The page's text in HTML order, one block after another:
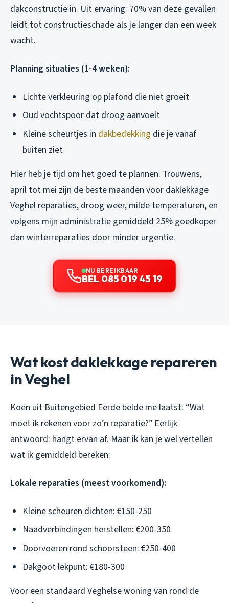
dakconstructie in. Uit ervaring: 70% van deze gevallen
leidt tot constructieschade als je langer dan een week
wacht.
Planning situaties (1-4 weken):
Lichte verkleuring op plafond die niet groeit
Oud vochtspoor dat droog aanvoelt
Kleine scheurtjes in dakbedekking die je vanaf
buiten ziet
Hier heb je tijd om het goed te plannen. Trouwens,
april tot mei zijn de beste maanden voor daklekkage
Veghel reparaties, droog weer, milde temperaturen, en
volgens mijn administratie gemiddeld 25% goedkoper
dan winterreparaties door minder urgentie.
NU BEREIKBAAR
BEL 085 019 45 19
Wat kost daklekkage repareren
in Veghel
Koen uit Buitengebied Eerde belde me laatst: “Wat
moet ik rekenen voor zo’n reparatie?” Eerlijk
antwoord: hangt ervan af. Maar ik kan je wel vertellen
wat ik gemiddeld bereken:
Lokale reparaties (meest voorkomend):
Kleine scheuren dichten: €150-250
Naadverbindingen herstellen: €200-350
Doorvoeren rond schoorsteen: €250-400
Dakgoot lekpunt: €180-300
Voor een standaard Veghelse woning van rond de